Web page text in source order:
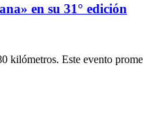
en su 31° edición
Este evento